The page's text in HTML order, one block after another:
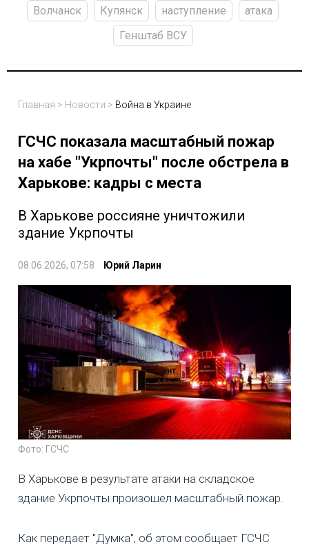
Волчанск
Купянск наступление
атака
Генштаб ВСУ
Главная > Новости > Война в Украине
ГСЧС показала масштабный пожар
на хабе "Укрпочты" после обстрела в
Харькове: кадры с места
В Харькове россияне уничтожили
здание Укрпочты
08.06.2026, 07:58 Юрий Ларин
Фото: ГСЧС
В Харькове в результате атаки на складское
здание Укрпочты произошел масштабный пожар.
Как передает "Думка", об этом сообщает ГСЧС